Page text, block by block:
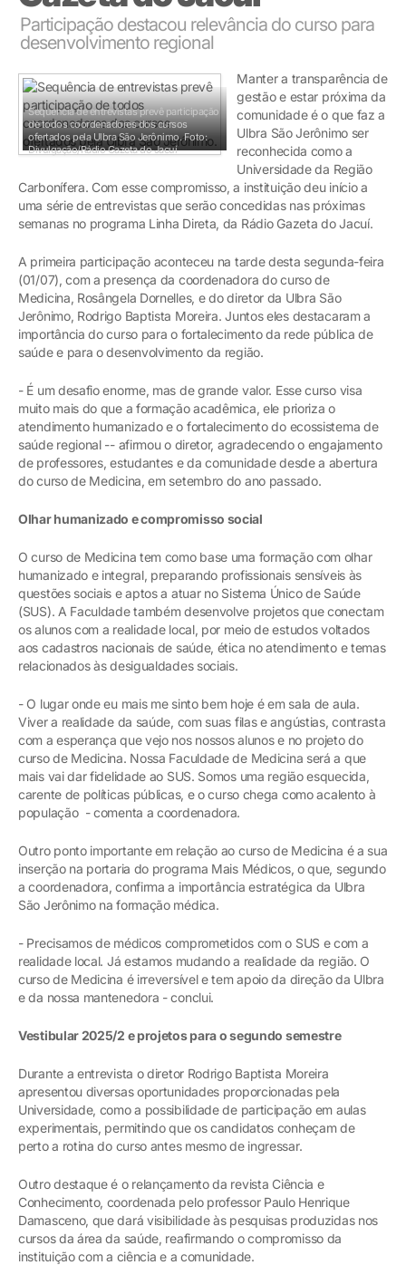
Participação destacou relevância do curso para
desenvolvimento regional
Sequência de entrevistas prevê participação
de todos coordenadores dos cursos
ofertados pela Ulbra São Jerônimo.Foto:
Divulgação/Rádio Gazeta do Jacuí
Manter a transparência de
gestão e estar próxima da
comunidade é o que faz a
Ulbra São Jerônimo ser
reconhecida como a
Universidade da Região
Carbonífera. Com esse compromisso, a instituição deu início a
uma série de entrevistas que serão concedidas nas próximas
semanas no programa Linha Direta, da Rádio Gazeta do Jacuí.
A primeira participação aconteceu na tarde desta segunda-feira
(01/07), com a presença da coordenadora do curso de
Medicina, Rosângela Dornelles, e do diretor da Ulbra São
Jerônimo, Rodrigo Baptista Moreira. Juntos eles destacaram a
importância do curso para o fortalecimento da rede pública de
saúde e para o desenvolvimento da região.
- É um desafio enorme, mas de grande valor. Esse curso visa
muito mais do que a formação acadêmica, ele prioriza o
atendimento humanizado e o fortalecimento do ecossistema de
saúde regional -- afirmou o diretor, agradecendo o engajamento
de professores, estudantes e da comunidade desde a abertura
do curso de Medicina, em setembro do ano passado.
Olhar humanizado e compromisso social
O curso de Medicina tem como base uma formação com olhar
humanizado e integral, preparando profissionais sensíveis às
questões sociais e aptos a atuar no Sistema Único de Saúde
(SUS). A Faculdade também desenvolve projetos que conectam
os alunos com a realidade local, por meio de estudos voltados
aos cadastros nacionais de saúde, ética no atendimento e temas
relacionados às desigualdades sociais.
- O lugar onde eu mais me sinto bem hoje é em sala de aula.
Viver a realidade da saúde, com suas filas e angústias, contrasta
com a esperança que vejo nos nossos alunos e no projeto do
curso de Medicina. Nossa Faculdade de Medicina será a que
mais vai dar fidelidade ao SUS. Somos uma região esquecida,
carente de políticas públicas, e o curso chega como acalento à
população - comenta a coordenadora.
Outro ponto importante em relação ao curso de Medicina é a sua
inserção na portaria do programa Mais Médicos, o que, segundo
a coordenadora, confirma a importância estratégica da Ulbra
São Jerônimo na formação médica.
- Precisamos de médicos comprometidos com o SUS e com a
realidade local. Já estamos mudando a realidade da região. O
curso de Medicina é irreversível e tem apoio da direção da Ulbra
e da nossa mantenedora - conclui.
Vestibular 2025/2 e projetos para o segundo semestre
Durante a entrevista o diretor Rodrigo Baptista Moreira
apresentou diversas oportunidades proporcionadas pela
Universidade, como a possibilidade de participação em aulas
experimentais, permitindo que os candidatos conheçam de
perto a rotina do curso antes mesmo de ingressar.
Outro destaque é o relançamento da revista Ciência e
Conhecimento, coordenada pelo professor Paulo Henrique
Damasceno, que dará visibilidade às pesquisas produzidas nos
cursos da área da saúde, reafirmando o compromisso da
instituição com a ciência e a comunidade.